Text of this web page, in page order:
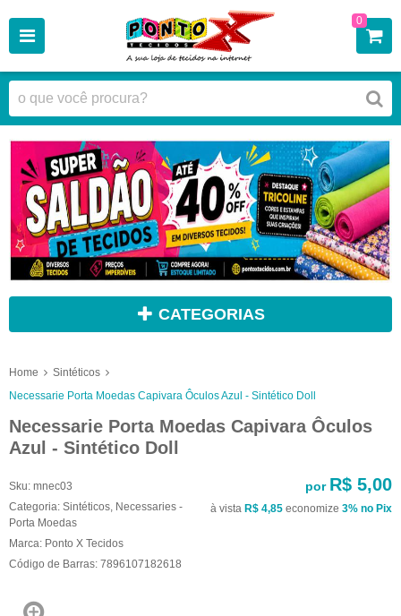
0
CATEGORIAS
Home
Sintéticos
Necessarie Porta Moedas Capivara Ôculos Azul - Sintético Doll
Necessarie Porta Moedas Capivara Ôculos
Azul - Sintético Doll
Sku: mnec03
Categoria: Sintéticos, Necessaries -
Porta Moedas
Marca: Ponto X Tecidos
Código de Barras: 7896107182618
por R$ 5,00
à vista R$ 4,85 economize 3% no Pix